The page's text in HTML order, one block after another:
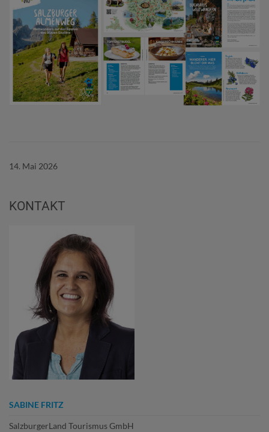
14. Mai 2026
KONTAKT
SABINE FRITZ
SalzburgerLand Tourismus GmbH